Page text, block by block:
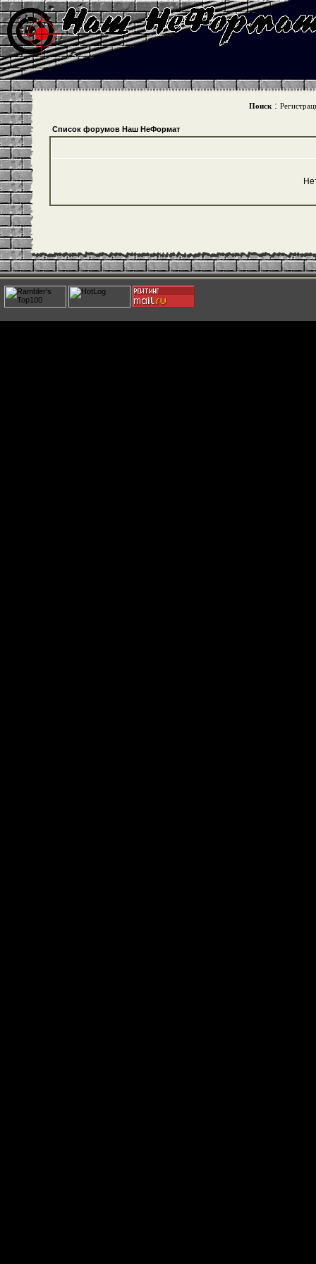
Поиск :
Список форумов Наш НеФормат